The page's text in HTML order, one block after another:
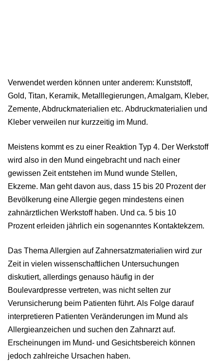
Verwendet werden können unter anderem: Kunststoff,
Gold, Titan, Keramik, Metalllegierungen, Amalgam, Kleber,
Zemente, Abdruckmaterialien etc. Abdruckmaterialien und
Kleber verweilen nur kurzzeitig im Mund.
Meistens kommt es zu einer Reaktion Typ 4. Der Werkstoff
wird also in den Mund eingebracht und nach einer
gewissen Zeit entstehen im Mund wunde Stellen,
Ekzeme. Man geht davon aus, dass 15 bis 20 Prozent der
Bevölkerung eine Allergie gegen mindestens einen
zahnärztlichen Werkstoff haben. Und ca. 5 bis 10
Prozent erleiden jährlich ein sogenanntes Kontaktekzem.
Das Thema Allergien auf Zahnersatzmaterialien wird zur
Zeit in vielen wissenschaftlichen Untersuchungen
diskutiert, allerdings genauso häufig in der
Boulevardpresse vertreten, was nicht selten zur
Verunsicherung beim Patienten führt. Als Folge darauf
interpretieren Patienten Veränderungen im Mund als
Allergieanzeichen und suchen den Zahnarzt auf.
Erscheinungen im Mund- und Gesichtsbereich können
jedoch zahlreiche Ursachen haben.